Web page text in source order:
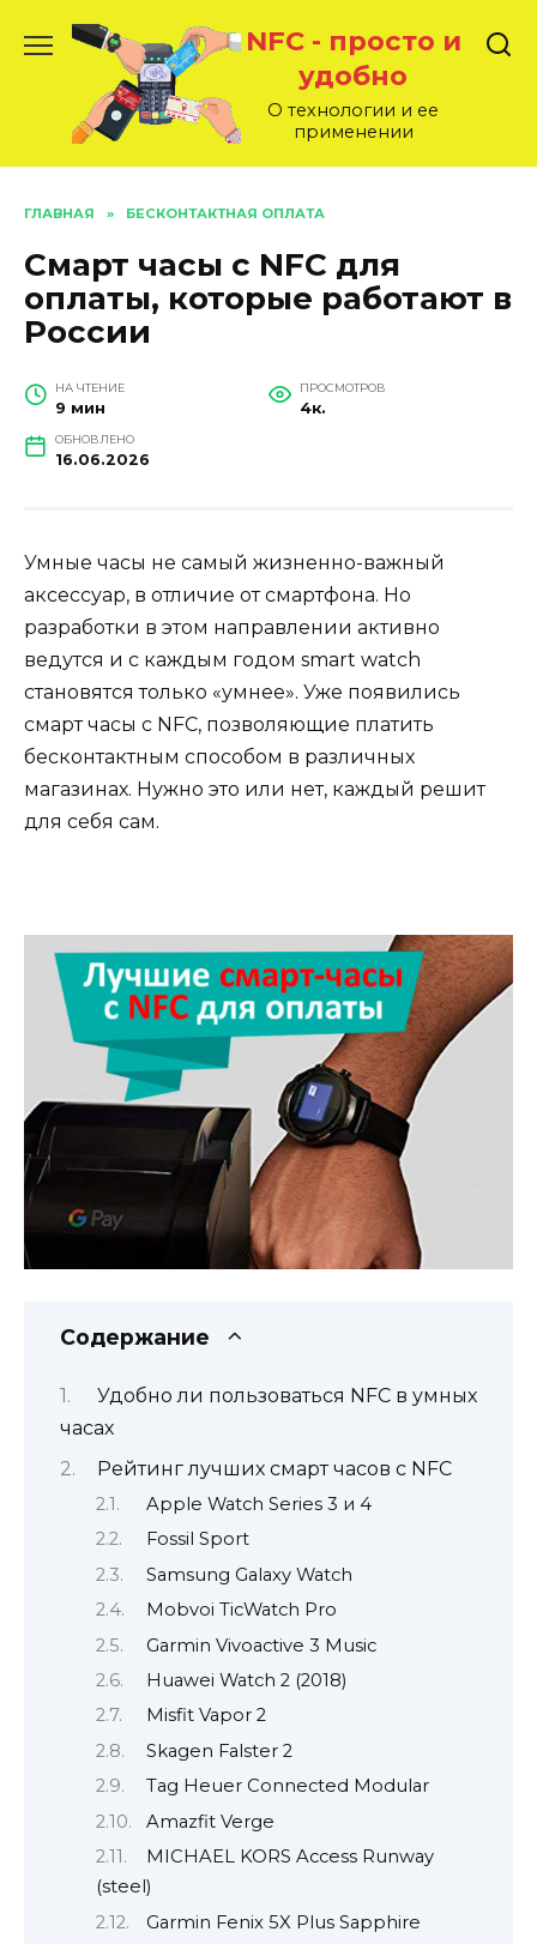
содержанию
NFC - просто и
удобно
О технологии и ее
применении
ГЛАВНАЯ » БЕСКОНТАКТНАЯ ОПЛАТА
Смарт часы с NFC для
оплаты, которые работают в
России
НА ЧТЕНИЕ
9 мин
ПРОСМОТРОВ
4к.
ОБНОВЛЕНО
16.06.2026
Умные часы не самый жизненно-важный
аксессуар, в отличие от смартфона. Но
разработки в этом направлении активно
ведутся и с каждым годом smart watch
становятся только «умнее». Уже появились
смарт часы с NFC, позволяющие платить
бесконтактным способом в различных
магазинах. Нужно это или нет, каждый решит
для себя сам.
Содержание
Удобно ли пользоваться NFC в умных
часах
Рейтинг лучших смарт часов с NFC
Apple Watch Series 3 и 4
Fossil Sport
Samsung Galaxy Watch
Mobvoi TicWatch Pro
Garmin Vivoactive 3 Music
Huawei Watch 2 (2018)
Misfit Vapor 2
Skagen Falster 2
Tag Heuer Connected Modular
Amazfit Verge
MICHAEL KORS Access Runway
(steel)
Garmin Fenix 5X Plus Sapphire